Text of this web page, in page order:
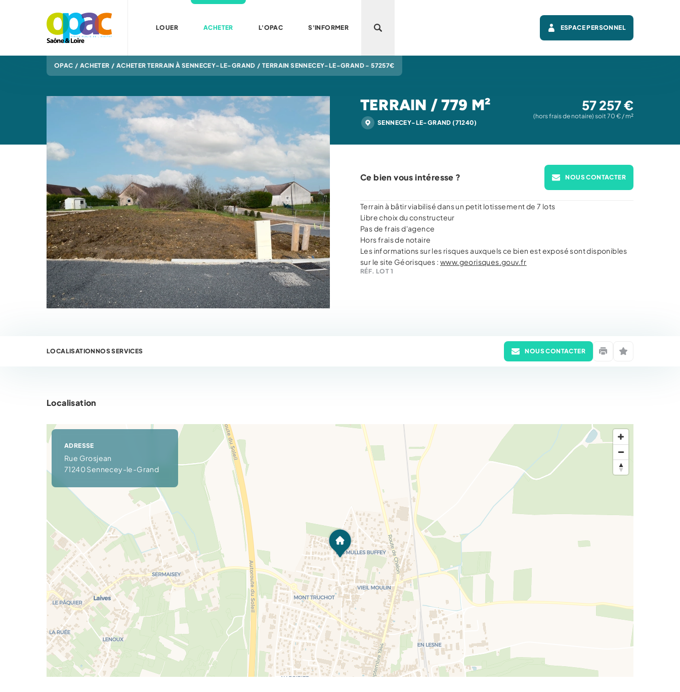
LOUER ACHETER L'OPAC S'INFORMER Ouvrir la recherche ESPACE PERSONNEL
OPAC / ACHETER / ACHETER TERRAIN À SENNECEY-LE-GRAND / TERRAIN SENNECEY-LE-GRAND - 57257€
TERRAIN / 779 M²
SENNECEY-LE-GRAND (71240)
57 257 €
(hors frais de notaire) soit 70 € / m²
Ce bien vous intéresse ? NOUS CONTACTER
Terrain à bâtir viabilisé dans un petit lotissement de 7 lots
Libre choix du constructeur
Pas de frais d'agence
Hors frais de notaire
Les informations sur les risques auxquels ce bien est exposé sont disponibles
sur le site Géorisques : www.georisques.gouv.fr
RÉF. LOT 1
LOCALISATIONNOS SERVICES NOUS CONTACTER ImprimerMettre en favori
Localisation
ADRESSE
Rue Grosjean
71240 Sennecey-le-Grand